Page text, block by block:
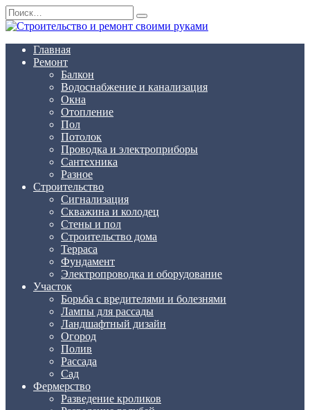
Перейти
к
содержанию
Search
for:
Главная
Ремонт
Балкон
Водоснабжение и канализация
Окна
Отопление
Пол
Потолок
Проводка и электроприборы
Сантехника
Разное
Строительство
Сигнализация
Скважина и колодец
Стены и пол
Строительство дома
Терраса
Фундамент
Электропроводка и оборудование
Участок
Борьба с вредителями и болезнями
Лампы для рассады
Ландшафтный дизайн
Огород
Полив
Рассада
Сад
Фермерство
Разведение кроликов